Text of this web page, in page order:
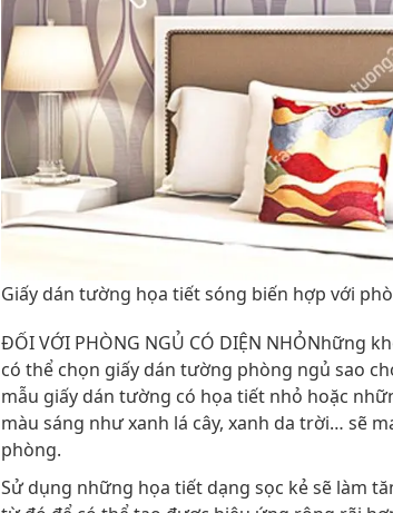
Giấy dán tường họa tiết sóng biến hợp với
ĐỐI VỚI PHÒNG NGỦ CÓ DIỆN NHỎNhững
có thể chọn giấy dán tường phòng ngủ sao
mẫu giấy dán tường có họa tiết nhỏ hoặc
màu sáng như xanh lá cây, xanh da trời… sẽ
phòng.
Sử dụng những họa tiết dạng sọc kẻ sẽ làm